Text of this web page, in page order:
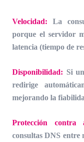
Velocidad:
La
porque el servidor
latencia (tiempo de
Disponibilidad: Si
redirige
mejorando la
Protección contra
consultas DNS entre